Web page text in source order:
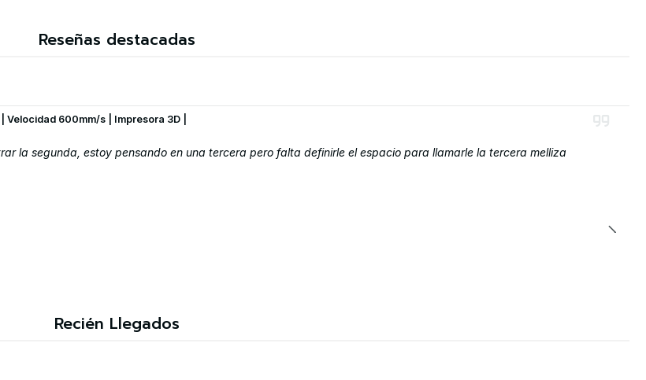
Reseñas destacadas
600mm/s | Impresora 3D |
la segunda, estoy pensando en una tercera pero falta definirle el espacio para llamarle la tercera melliza
Recién Llegados